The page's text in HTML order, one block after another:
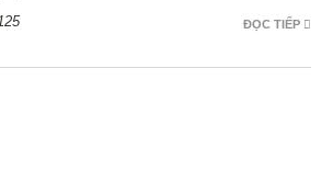
ĐỌC TIẾP
125